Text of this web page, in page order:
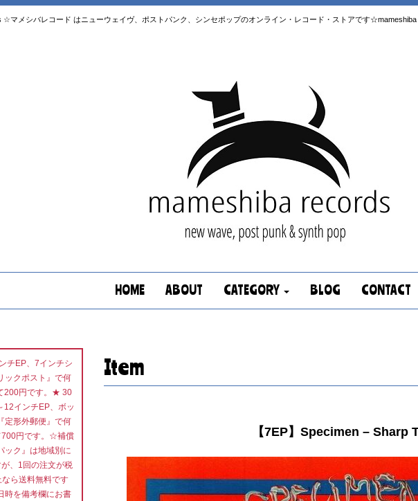
☆マメシバレコード はニューウェイヴ、ポストパンク、シンセポップのオンライン・レコード・ストアです
HOME ABOUT CATEGORY BLOG CONTACT
Item
【7EP】Specimen – Sharp
チEP、7インチシ
ックポスト』で何
200円です。★ 30
12インチEP、ボッ
定形外郵便』で何
700円です。☆補償
ック』は地域別に
、1回の注文が税
ら送料無料です
時を備考欄にお書